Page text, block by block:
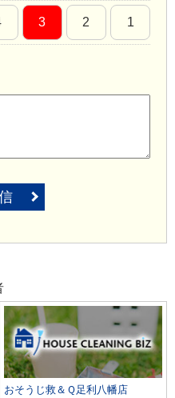
3 2 1
おそうじ救＆Ｑ足利八幡店